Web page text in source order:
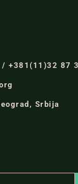
+381(11)32 87
Srbija